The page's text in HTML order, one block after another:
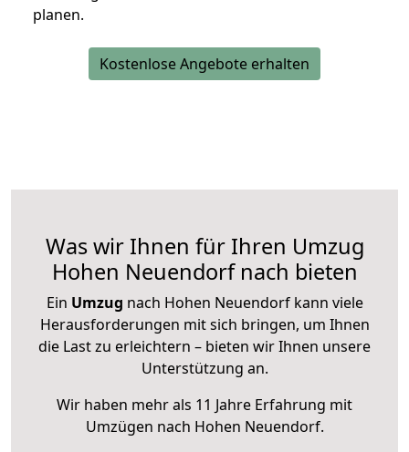
planen.
Kostenlose Angebote erhalten
Was wir Ihnen für Ihren Umzug
Hohen Neuendorf nach bieten
Ein Umzug nach Hohen Neuendorf kann viele
Herausforderungen mit sich bringen, um Ihnen
die Last zu erleichtern – bieten wir Ihnen unsere
Unterstützung an.
Wir haben mehr als 11 Jahre Erfahrung mit
Umzügen nach Hohen Neuendorf.